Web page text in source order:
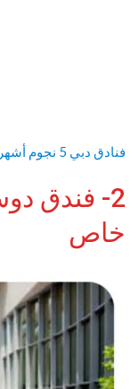
فنادق دبي 5 نجوم أشهر فنادق الفخمة
2- فندق
خاص